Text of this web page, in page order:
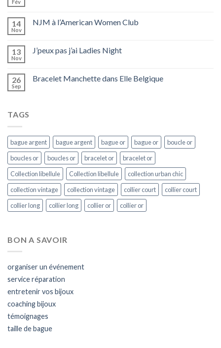
Fév
14
Nov
NJM à l’American Women Club
13
Nov
J’peux pas j’ai Ladies Night
26
Sep
Bracelet Manchette dans Elle Belgique
TAGS
bague argent bague argent bague or bague or
boucle or
boucles or
boucles or bracelet or
bracelet or
Collection libellule
Collection libellule
collection urban chic
collection vintage
collection vintage collier court
collier court
collier long
collier long collier or collier or
BON A SAVOIR
organiser un événement
service réparation
entretenir vos bijoux
coaching bijoux
témoignages
taille de bague